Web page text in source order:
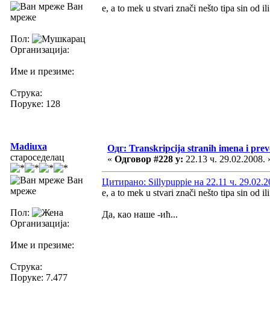
Ван
мреже
Пол:
Организација:
Име и презиме:
Струка:
Поруке: 128
e, a to mek u stvari znači nešto tipa sin od
Madiuxa
староседелац
Ван
мреже
Пол:
Организација:
Име и презиме:
Струка:
Поруке: 7.477
Одг: Transkripcija stranih imena i
« Одговор #228 у: 22.13 ч. 29.02.2008.
Цитирано: Sillypuppie на 22.11 ч.
e, a to mek u stvari znači nešto tipa sin od
Да, као наше -ић...